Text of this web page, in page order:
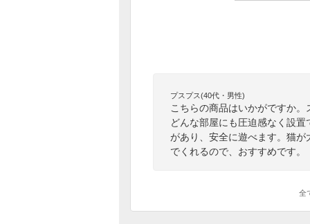
プスプス(40代・男性)
こちらの商品はいかがですか
どんな部屋にも圧迫感なく設
があり、安全に遊べます。猫
でくれるので、おすすめです。
全